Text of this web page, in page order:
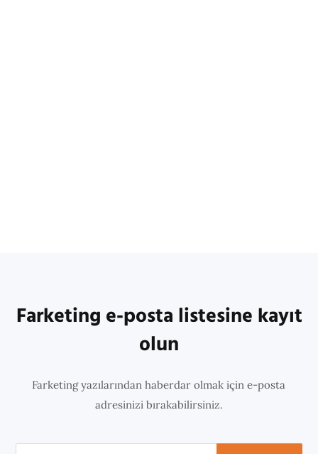
Farketing e-posta listesine kayıt
olun
Farketing yazılarından haberdar olmak için e-posta
adresinizi bırakabilirsiniz.